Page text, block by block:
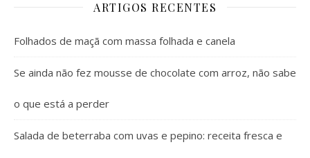
ARTIGOS RECENTES
Folhados de maçã com massa folhada e canela
Se ainda não fez mousse de chocolate com arroz, não sabe
o que está a perder
Salada de beterraba com uvas e pepino: receita fresca e